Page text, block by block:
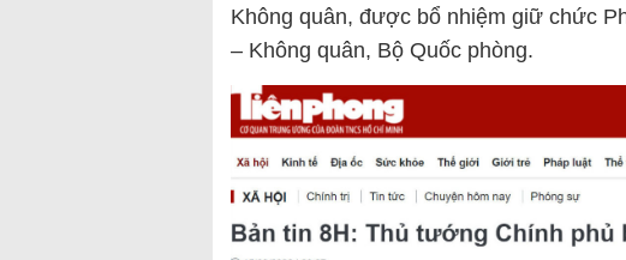
Không quân, được bổ nhiệm giữ chức
– Không quân, Bộ Quốc phòng.